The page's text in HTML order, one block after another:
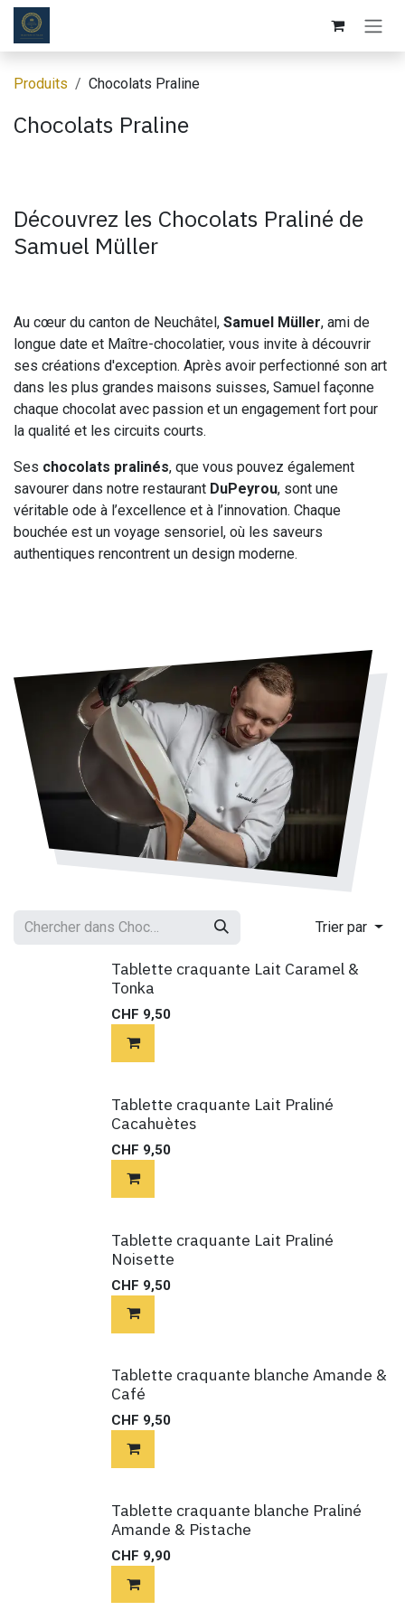
Se rendre au contenu
Produits Chocolats Praline
Chocolats Praline
Découvrez les Chocolats Praliné de
Samuel Müller
Au cœur du canton de Neuchâtel, Samuel Müller, ami de
longue date et Maître-chocolatier, vous invite à découvrir
ses créations d'exception. Après avoir perfectionné son art
dans les plus grandes maisons suisses, Samuel façonne
chaque chocolat avec passion et un engagement fort pour
la qualité et les circuits courts.
Ses chocolats pralinés, que vous pouvez également
savourer dans notre restaurant DuPeyrou, sont une
véritable ode à l’excellence et à l’innovation. Chaque
bouchée est un voyage sensoriel, où les saveurs
authentiques rencontrent un design moderne.
Trier par
Tablette craquante Lait Caramel &
Tonka
CHF 9,50
Tablette craquante Lait Praliné
Cacahuètes
CHF 9,50
Tablette craquante Lait Praliné
Noisette
CHF 9,50
Tablette craquante blanche Amande &
Café
CHF 9,50
Tablette craquante blanche Praliné
Amande & Pistache
CHF 9,90